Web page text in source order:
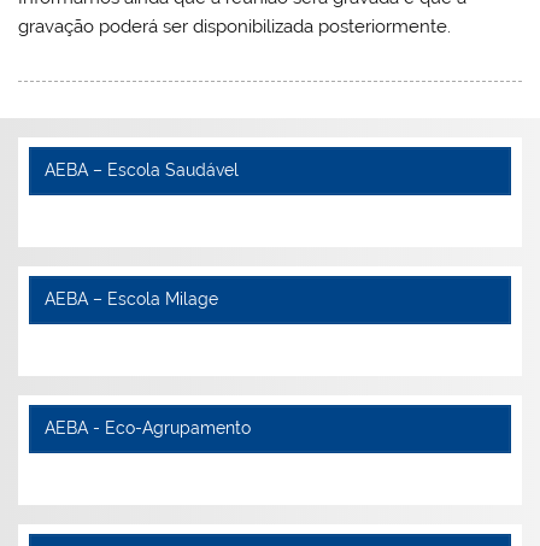
gravação poderá ser disponibilizada posteriormente.
AEBA – Escola Saudável
AEBA – Escola Milage
AEBA - Eco-Agrupamento